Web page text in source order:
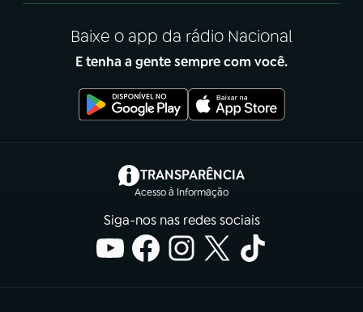
Baixe o app da rádio Nacional
E tenha a gente sempre com você.
TRANSPARÊNCIA
Acesso à Informação
(abre em nova aba)
Siga-nos nas redes sociais